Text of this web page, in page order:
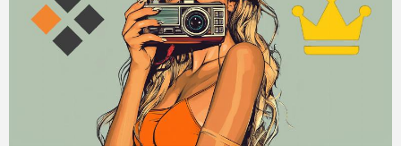
Referral Program
Terms & Conditions
Privacy policy
Partners
Career
Support